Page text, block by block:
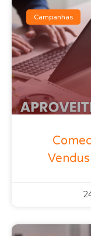
Campanhas